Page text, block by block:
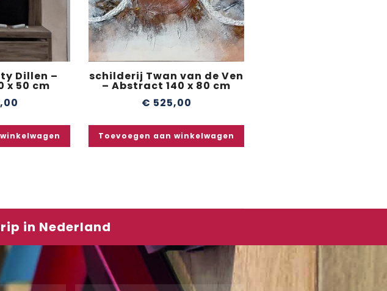
Dillen –
x 50 cm
schilderij Twan van de Ven
– Abstract 140 x 80 cm
€ 525,00
Toevoegen aan winkelwagen
in Nederland